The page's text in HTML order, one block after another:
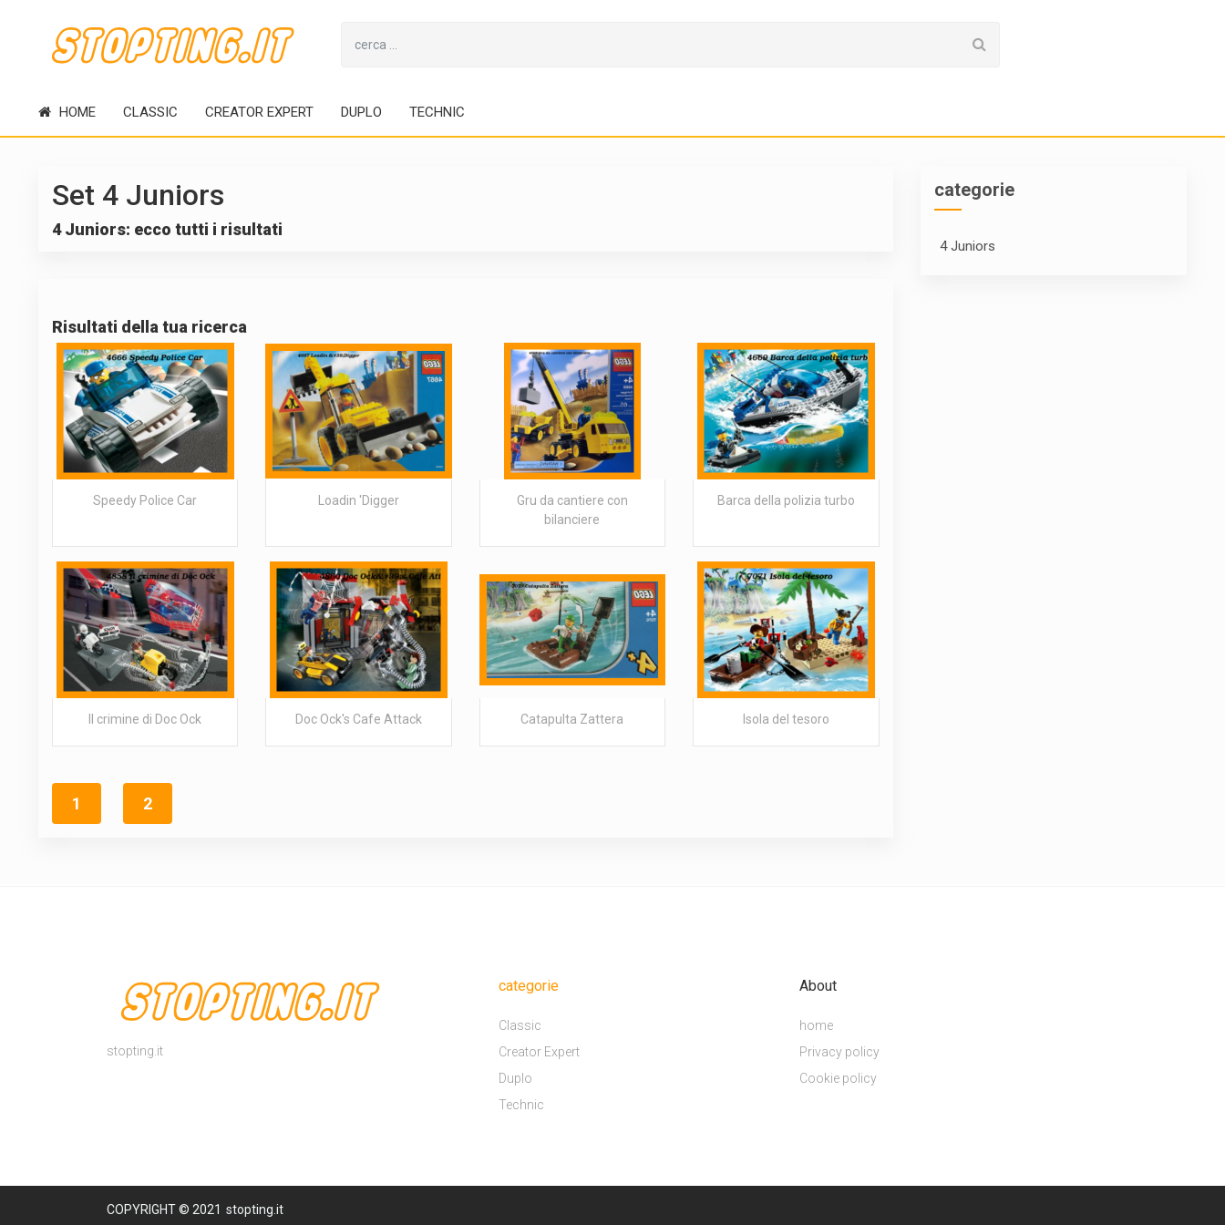
HOME CLASSIC CREATOR EXPERT DUPLO TECHNIC
Set 4 Juniors
4 Juniors: ecco tutti i risultati
Risultati della tua ricerca
Speedy Police Car Loadin 'Digger
Gru da cantiere con
bilanciere
Barca della polizia turbo
Il crimine di Doc Ock Doc Ock's Cafe Attack Catapulta Zattera Isola del tesoro
1 2
categorie
4 Juniors
stopting.it
categorie
Classic
Creator Expert
Duplo
Technic
About
home
Privacy policy
Cookie policy
COPYRIGHT © 2021 stopting.it